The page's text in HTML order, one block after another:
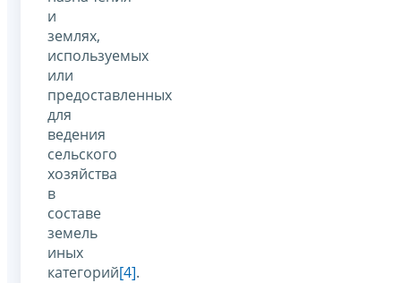
и
землях,
используемых
или
предоставленных
для
ведения
сельского
хозяйства
в
составе
земель
иных
категорий[4].